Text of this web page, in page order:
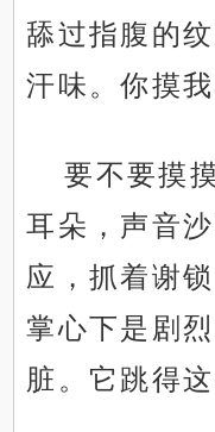
舔过指腹的
汗味。你摸
要不要摸
耳朵，声音
应，抓着谢
掌心下是剧
脏。它跳得